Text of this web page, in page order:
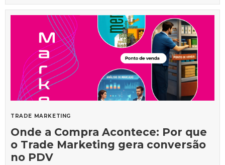
TRADE MARKETING
Onde a Compra Acontece: Por que
o Trade Marketing gera conversão
no PDV